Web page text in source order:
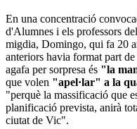
En una concentració
d'Alumnes i els professors
migdia, Domingo, qui fa 20
anteriors havia format part
agafa per sorpresa és "la
que volen "apel·lar" a la
"perquè la massificació que
planificació prevista, anirà
ciutat de Vic".